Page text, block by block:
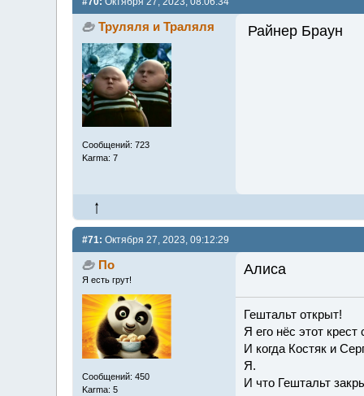
Труляля и Траляля
Сообщений: 723
Karma: 7
Райнер Браун
#71: Октября 27, 2023, 09:12:29
По
Я есть грут!
Сообщений: 450
Karma: 5
Алиса
Гештальт открыт!
Я его нёс этот
И когда Костяк и
Я.
И что Гештальт